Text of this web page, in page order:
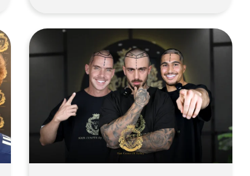
nota come effluvio telogen. La
connessione tra sonno e salute
generale è ben consolidata, ma
il suo impatto specifico sui
capelli viene spesso trascurato.
Mentre molti associano la […]